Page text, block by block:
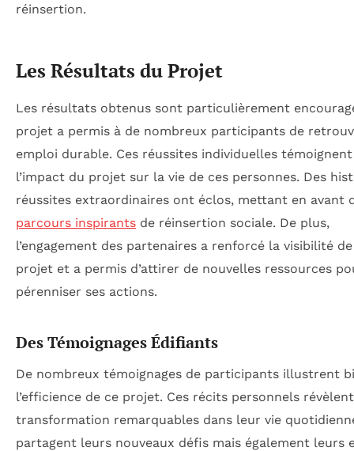
réinsertion.
Les Résultats du Projet
Les résultats obtenus sont particulièrement
projet a permis à de nombreux participants de
emploi durable. Ces réussites individuelles
l’impact du projet sur la vie de ces personnes. Des
réussites extraordinaires ont éclos, mettant en avant
parcours inspirants de réinsertion sociale. De plus,
l’engagement des partenaires a renforcé la visibilité
projet et a permis d’attirer de nouvelles ressources
pérenniser ses actions.
Des Témoignages Édifiants
De nombreux témoignages de participants illustrent
l’efficience de ce projet. Ces récits personnels
transformation remarquables dans leur vie
partagent leurs nouveaux défis mais également leurs